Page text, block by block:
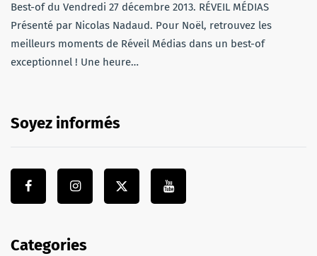
Best-of du Vendredi 27 décembre 2013. RÉVEIL MÉDIAS
Présenté par Nicolas Nadaud. Pour Noël, retrouvez les
meilleurs moments de Réveil Médias dans un best-of
exceptionnel ! Une heure…
Soyez informés
Categories